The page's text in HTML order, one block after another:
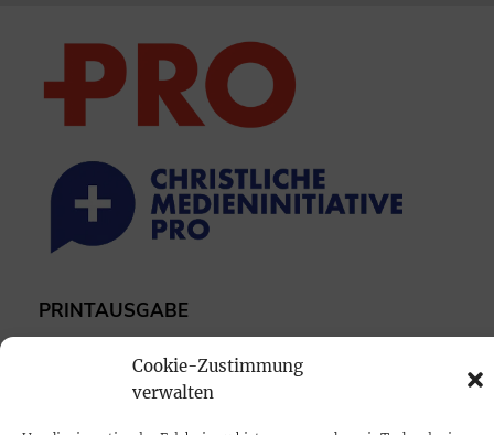
Cookie-Zustimmung
verwalten
PRINTAUSGABE
Mediadaten